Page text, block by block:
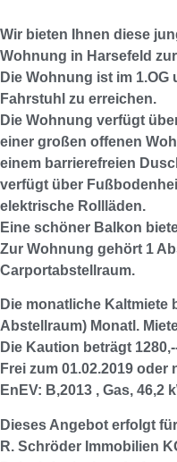
Wir bieten Ihnen diese
Wohnung in Harsefeld
Die Wohnung ist im
Fahrstuhl zu erreichen.
Die Wohnung verfügt
einer großen offenen
einem barrierefreien
verfügt über
elektrische Rollläden.
Eine schöner Balkon
Zur Wohnung gehört 1
Carportabstellraum.
Die monatliche Kaltmiete
Abstellraum) Monatl.
Die Kaution beträgt
Frei zum 01.02.2019
EnEV: B,2013 , Gas, 46,2
Dieses Angebot erfolgt
R. Schröder Immobilien